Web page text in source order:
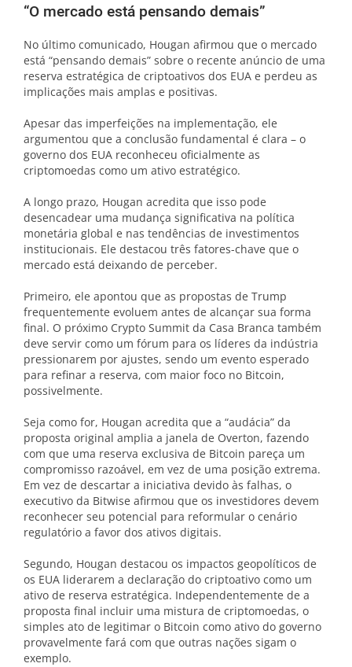
“O mercado está pensando demais”
No último comunicado, Hougan afirmou que o mercado
está “pensando demais” sobre o recente anúncio de uma
reserva estratégica de criptoativos dos EUA e perdeu as
implicações mais amplas e positivas.
Apesar das imperfeições na implementação, ele
argumentou que a conclusão fundamental é clara – o
governo dos EUA reconheceu oficialmente as
criptomoedas como um ativo estratégico.
A longo prazo, Hougan acredita que isso pode
desencadear uma mudança significativa na política
monetária global e nas tendências de investimentos
institucionais. Ele destacou três fatores-chave que o
mercado está deixando de perceber.
Primeiro, ele apontou que as propostas de Trump
frequentemente evoluem antes de alcançar sua forma
final. O próximo Crypto Summit da Casa Branca também
deve servir como um fórum para os líderes da indústria
pressionarem por ajustes, sendo um evento esperado
para refinar a reserva, com maior foco no Bitcoin,
possivelmente.
Seja como for, Hougan acredita que a “audácia” da
proposta original amplia a janela de Overton, fazendo
com que uma reserva exclusiva de Bitcoin pareça um
compromisso razoável, em vez de uma posição extrema.
Em vez de descartar a iniciativa devido às falhas, o
executivo da Bitwise afirmou que os investidores devem
reconhecer seu potencial para reformular o cenário
regulatório a favor dos ativos digitais.
Segundo, Hougan destacou os impactos geopolíticos de
os EUA liderarem a declaração do criptoativo como um
ativo de reserva estratégica. Independentemente de a
proposta final incluir uma mistura de criptomoedas, o
simples ato de legitimar o Bitcoin como ativo do governo
provavelmente fará com que outras nações sigam o
exemplo.